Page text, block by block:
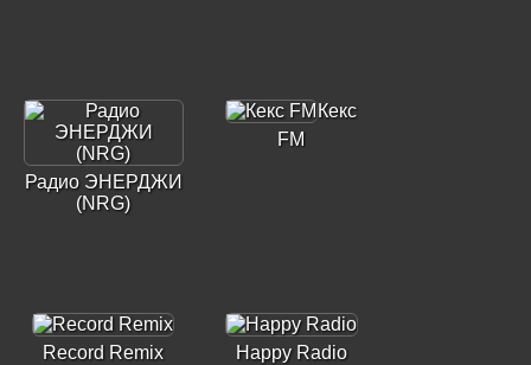
Радио ЭНЕРДЖИ
(NRG)
Кекс
FM
Record Remix Happy Radio